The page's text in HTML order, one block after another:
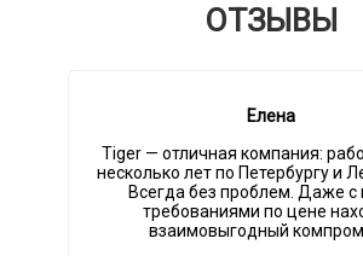
ОТЗЫВЫ
Елена
Tiger — отличная компания:
несколько лет по Петербургу и
Всегда без проблем. Даже
требованиями по цене
взаимовыгодный